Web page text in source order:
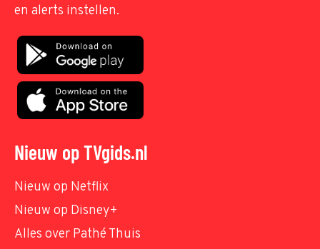
en alerts instellen.
Nieuw op TVgids.nl
Nieuw op Netflix
Nieuw op Disney+
Alles over Pathé Thuis